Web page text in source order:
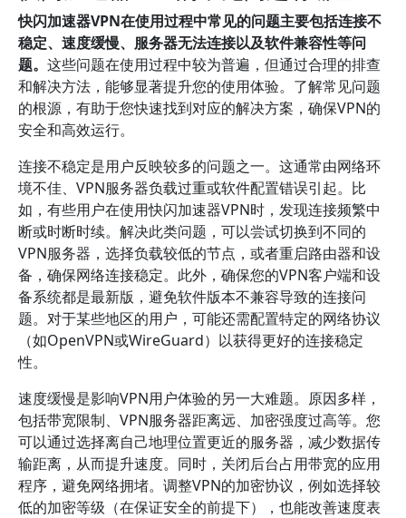
快闪加速器VPN在使用过程中常见的问题主要包括连接不
稳定、速度缓慢、服务器无法连接以及软件兼容性等问
题。 这些问题在使用过程中较为普遍，但通过合理的排查
和解决方法，能够显著提升您的使用体验。了解常见问题
的根源，有助于您快速找到对应的解决方案，确保VPN的
安全和高效运行。
连接不稳定是用户反映较多的问题之一。这通常由网络环
境不佳、VPN服务器负载过重或软件配置错误引起。比
如，有些用户在使用快闪加速器VPN时，发现连接频繁中
断或时断时续。解决此类问题，可以尝试切换到不同的
VPN服务器，选择负载较低的节点，或者重启路由器和设
备，确保网络连接稳定。此外，确保您的VPN客户端和设
备系统都是最新版，避免软件版本不兼容导致的连接问
题。对于某些地区的用户，可能还需配置特定的网络协议
（如OpenVPN或WireGuard）以获得更好的连接稳定
性。
速度缓慢是影响VPN用户体验的另一大难题。原因多样，
包括带宽限制、VPN服务器距离远、加密强度过高等。您
可以通过选择离自己地理位置更近的服务器，减少数据传
输距离，从而提升速度。同时，关闭后台占用带宽的应用
程序，避免网络拥堵。调整VPN的加密协议，例如选择较
低的加密等级（在保证安全的前提下），也能改善速度表